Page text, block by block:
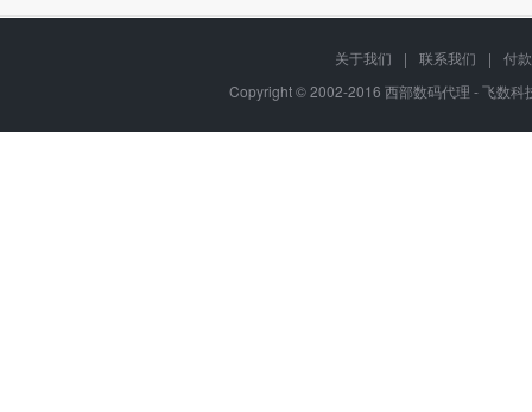
关于我们 | 联系我们 |
付
Copyright © 2002-2016 西部数码代理 - 飞数